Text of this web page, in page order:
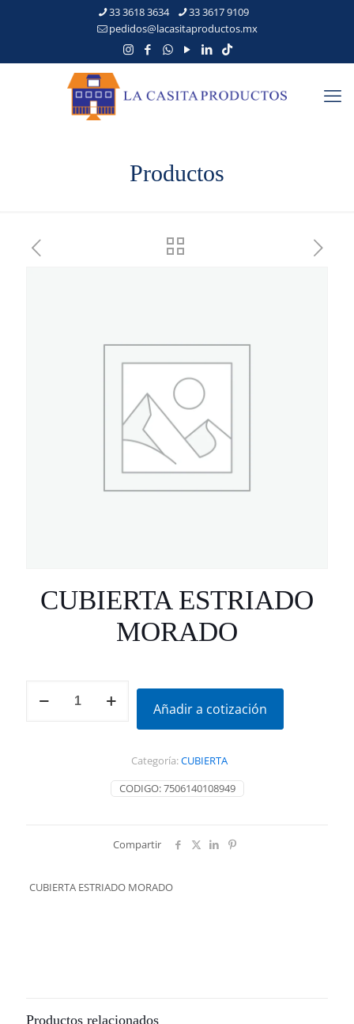
33 3618 3634
33 3617 9109
pedidos@lacasitaproductos.mx
Productos
CUBIERTA ESTRIADO
MORADO
ESTRIADO
Añadir a cotización
CODIGO:7506140108949
Categoría:CUBIERTA
Compartir
CUBIERTA ESTRIADO MORADO
Productos relacionados